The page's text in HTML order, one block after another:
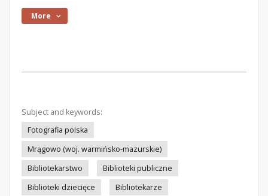
More
Subject and keywords:
Fotografia polska
Mrągowo (woj. warmińsko-mazurskie)
Bibliotekarstwo
Biblioteki publiczne
Biblioteki dziecięce
Bibliotekarze